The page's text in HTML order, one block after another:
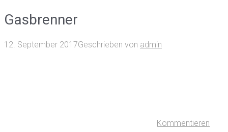
Gasbrenner
12. September 2017Geschrieben von admin
Kommentieren